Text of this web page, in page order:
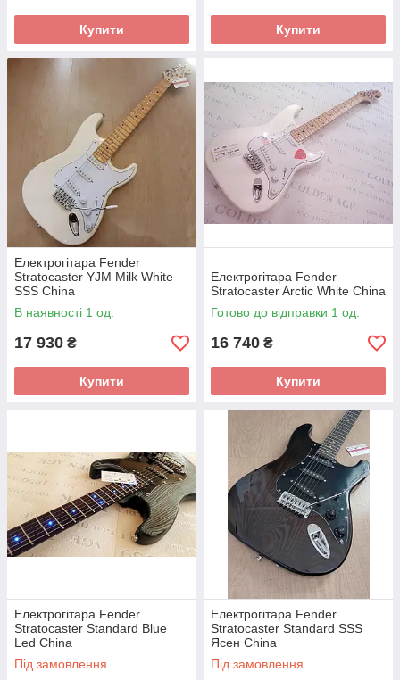
Купити Купити
Електрогітара Fender
Stratocaster YJM Milk White
SSS China
В наявності 1 од.
17 930 ₴
Купити
Електрогітара Fender
Stratocaster Arctic White China
Готово до відправки 1 од.
16 740 ₴
Купити
Електрогітара Fender
Stratocaster Standard Blue
Led China
Під замовлення
Електрогітара Fender
Stratocaster Standard SSS
Ясен China
Під замовлення